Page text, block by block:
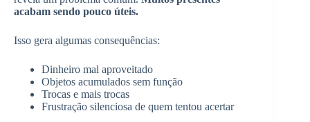
acabam sendo pouco úteis.
Isso gera algumas consequências:
Dinheiro mal aproveitado
Objetos acumulados sem função
Trocas e mais trocas
Frustração silenciosa de quem tentou acertar